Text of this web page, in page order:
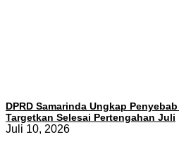
DPRD Samarinda Ungkap
Targetkan Selesai Pertengahan Juli
Juli 10, 2026